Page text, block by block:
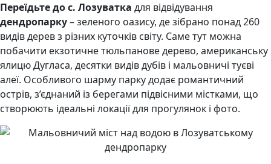
Переїдьте до с. Лозуватка для відвідування
дендропарку– зеленого оазису, де зібрано понад 260
видів дерев з різних куточків світу. Саме тут можна
побачити екзотичне тюльпанове дерево, американську
ялицю Дугласа, десятки видів дубів і мальовничі туєві
алеї. Особливого шарму парку додає романтичний
острів, з’єднаний із берегами підвісними містками, що
створюють ідеальні локації для прогулянок і фото.